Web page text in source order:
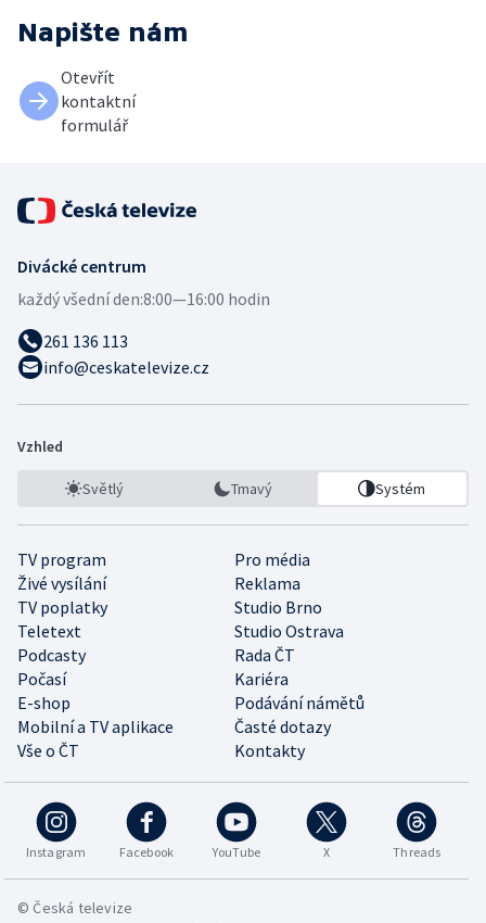
Napište nám
Otevřít
kontaktní
formulář
Divácké centrum
každý všední den:8:00—16:00 hodin
261 136 113
info@ceskatelevize.cz
Vzhled
Světlý Tmavý Systém
TV program
Pro média
Živé vysílání
Reklama
TV poplatky
Studio Brno
Teletext
Studio Ostrava
Podcasty
Rada ČT
Počasí
Kariéra
E-shop
Podávání námětů
Mobilní a TV aplikace
Časté dotazy
Vše o ČT
Kontakty
Instagram Facebook YouTube X Threads
© Česká televize